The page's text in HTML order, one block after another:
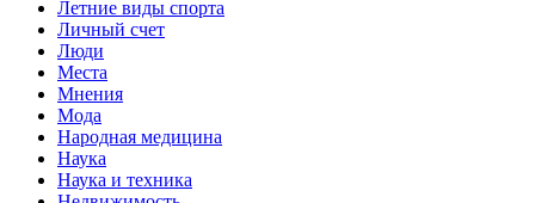
Летние виды спорта
Личный счет
Люди
Места
Мнения
Мода
Народная медицина
Наука
Наука и техника